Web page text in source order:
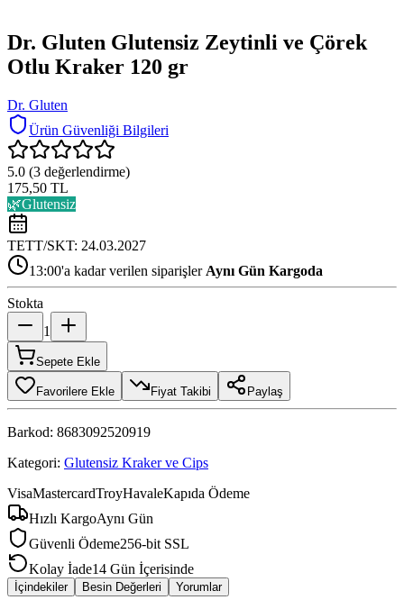
Dr. Gluten Glutensiz Zeytinli ve Çörek
Otlu Kraker 120 gr
Dr. Gluten
Ürün Güvenliği Bilgileri
5.0 (3 değerlendirme)
175,50 TL
🌿Glutensiz
TETT/SKT: 24.03.2027
13:00'a kadar verilen siparişler Aynı Gün Kargoda
Stokta
1
Sepete Ekle
Favorilere Ekle Fiyat Takibi Paylaş
Barkod: 8683092520919
Kategori: Glutensiz Kraker ve Cips
VisaMastercardTroyHavaleKapıda Ödeme
Hızlı KargoAynı Gün
Güvenli Ödeme256-bit SSL
Kolay İade14 Gün İçerisinde
İçindekiler Besin Değerleri Yorumlar